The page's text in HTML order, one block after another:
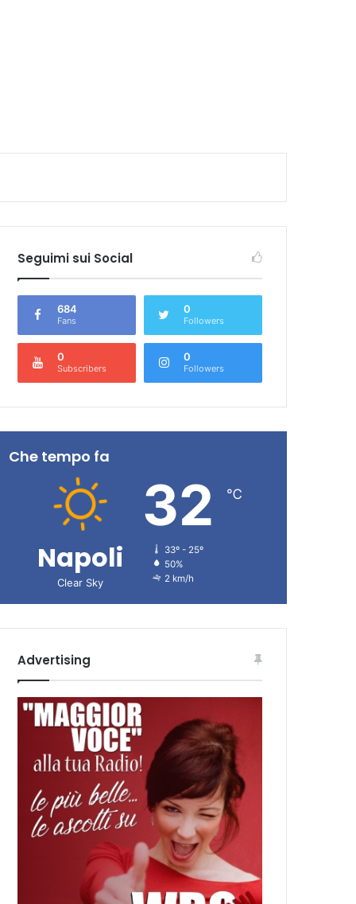
Seguimi sui Social
684
Fans
0
Followers
0
Subscribers
0
Followers
Che tempo fa
Napoli
Clear Sky
32 ℃
33º - 25º
50%
2 km/h
Advertising